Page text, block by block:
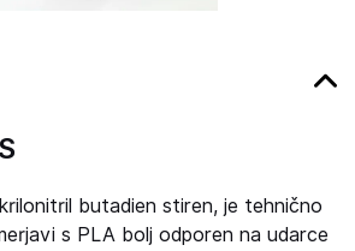
butadien stiren, je tehnično
s PLA bolj odporen na udarce